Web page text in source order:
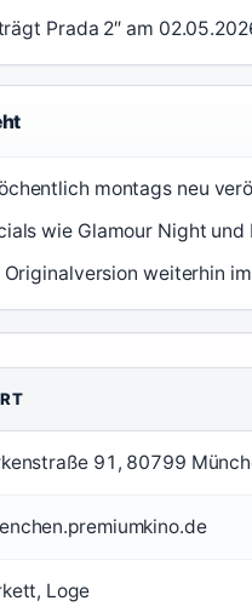
Prada 2″ am
montags neu
wie Glamour Night
Originalversion weiterhin
91, 80799
Loge